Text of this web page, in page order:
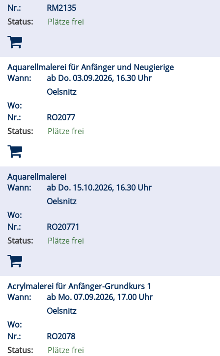
Nr.:
RM2135
Status:
Plätze frei
Aquarellmalerei für Anfänger und Neugierige
Wann:
ab Do.03.09.2026, 16.30 Uhr
Oelsnitz
Wo:
Nr.:
RO2077
Status:
Plätze frei
Aquarellmalerei
Wann:
ab Do. 15.10.2026, 16.30 Uhr
Oelsnitz
Wo:
Nr.:
RO20771
Status:
Plätze frei
Acrylmalerei für Anfänger-Grundkurs 1
Wann:
ab Mo.07.09.2026, 17.00 Uhr
Oelsnitz
Wo:
Nr.:
RO2078
Status:
Plätze frei